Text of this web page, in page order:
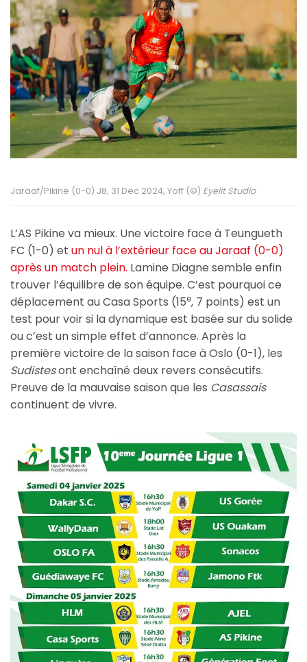
Jaraaf/Pikine (0-0) J8, 31 Dec 2024, Yoff (©) Eyelit Studio
L’AS Pikine va mieux. Une victoire face à Teungueth
FC (1-0) et un nul à l’extérieur face au Jaraaf (0-0)
après un match plein. Lamine Diagne semble enfin
trouver l’équilibre de son équipe. C’est pourquoi ce
déplacement au Casa Sports (15e, 7 points) est un
test pour voir si la dynamique est basée sur du solide
ou c’est un simple effet d’annonce. Après la
première victoire de la saison face à Oslo (0-1), les
Sudistesont enchaîné deux revers consécutifs.
Preuve de la mauvaise saison que les Casassais
continuent de vivre.